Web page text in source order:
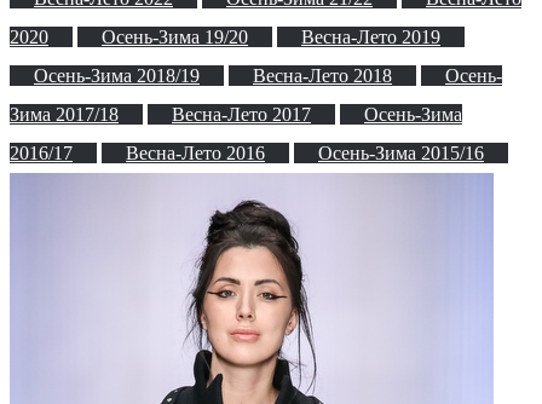
2020
Осень-Зима 19/20
Весна-Лето 2019
Осень-Зима 2018/19
Весна-Лето 2018
Осень-
Зима 2017/18
Весна-Лето 2017
Осень-Зима
2016/17
Весна-Лето 2016 Осень-Зима 2015/16